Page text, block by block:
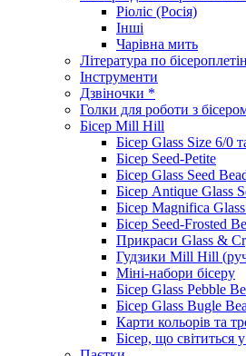
Ріоліс (Росія)
Інші
Чарівна мить
Література по
Інструменти
Дзвіночки *
Голки для роботи з
Бісер Mill Hill
Бісер Glass Size 6/0
Бісер Seed-Petite
Бісер Glass Seed
Бісер Antique Glass
Бісер Magnifica
Бісер Seed-Frosted
Прикраси Glass &
Гудзики Mill Hill
Міні-набори бісеру
Бісер Glass Pebble
Бісер Glass Bugle
Карти кольорів та
Бісер, що світиться